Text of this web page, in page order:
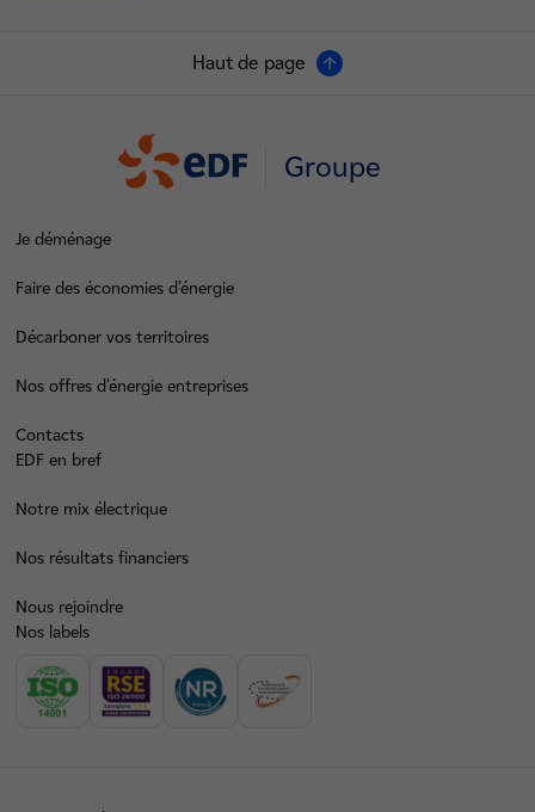
Haut de page
Groupe
Je déménage
Faire des économies d’énergie
Décarboner vos territoires
Nos offres d’énergie entreprises
Contacts
EDF en bref
Notre mix électrique
Nos résultats financiers
Nous rejoindre
Nos labels